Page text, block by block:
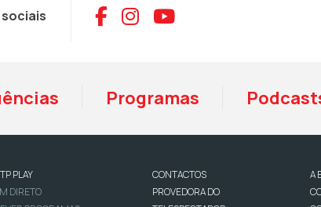
Aceder ao Facebook
Aceder ao
Aceder ao
Programas
PLAY
DIRETO
CONTACTOS
PROVEDORA DO
A